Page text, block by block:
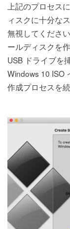
上記のプロセス
ィスクに十分な
無視してくださ
ールディスクを
USB ドライブを
Windows 10 ISO
作成プロセスを続